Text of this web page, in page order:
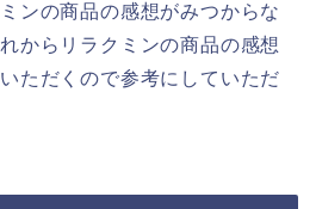
ンの商品の感想がみつからな
からリラクミンの商品の感想
ただくので参考にしていただ